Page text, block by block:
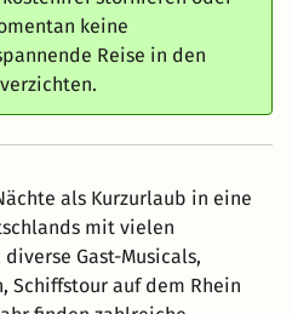
keine
Reise in den
in eine
mit vielen
Gast-Musicals,
Schiffstour auf dem Rhein